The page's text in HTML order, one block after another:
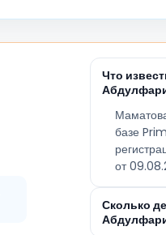
Что
базе
от
Сколько